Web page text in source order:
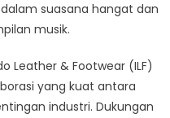
suasana hangat dan
musik.
Leather & Footwear (ILF)
yang kuat antara
industri. Dukungan